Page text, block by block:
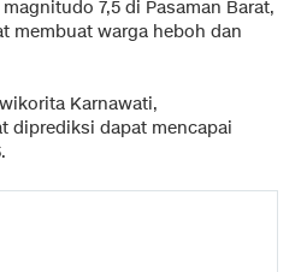
7,5 di Pasaman Barat,
membuat warga heboh dan
Karnawati,
diprediksi dapat mencapai